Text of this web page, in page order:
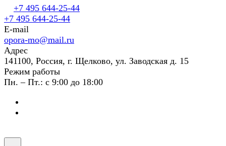
+7 495 644-25-44
+7 495 644-25-44
E-mail
opora-mo@mail.ru
Адрес
141100, Россия, г. Щелково, ул. Заводская д. 15
Режим работы
Пн. – Пт.: с 9:00 до 18:00